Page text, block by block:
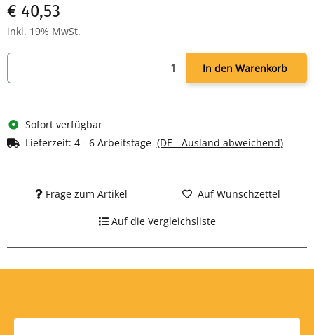
Farbe: schwarz/inox
€ 40,53
inkl. 19% MwSt.
In den Warenkorb
Sofort verfügbar
Lieferzeit: 4 - 6 Arbeitstage (DE - Ausland abweichend)
Frage zum Artikel Auf Wunschzettel
Auf die Vergleichsliste